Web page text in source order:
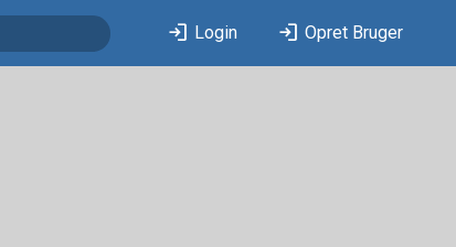
login Login login Opret Bruger